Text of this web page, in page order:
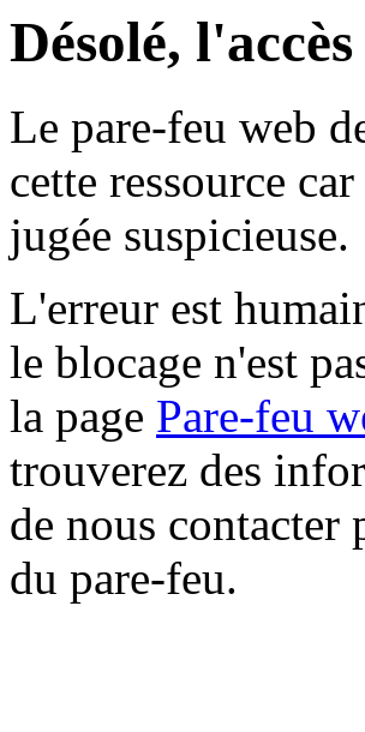
Désolé,
Le pare-feu web
cette ressource
jugée suspicieuse.
L'erreur est
le blocage n'est
la page Pare-feu
trouverez des
de nous contacter
du pare-feu.